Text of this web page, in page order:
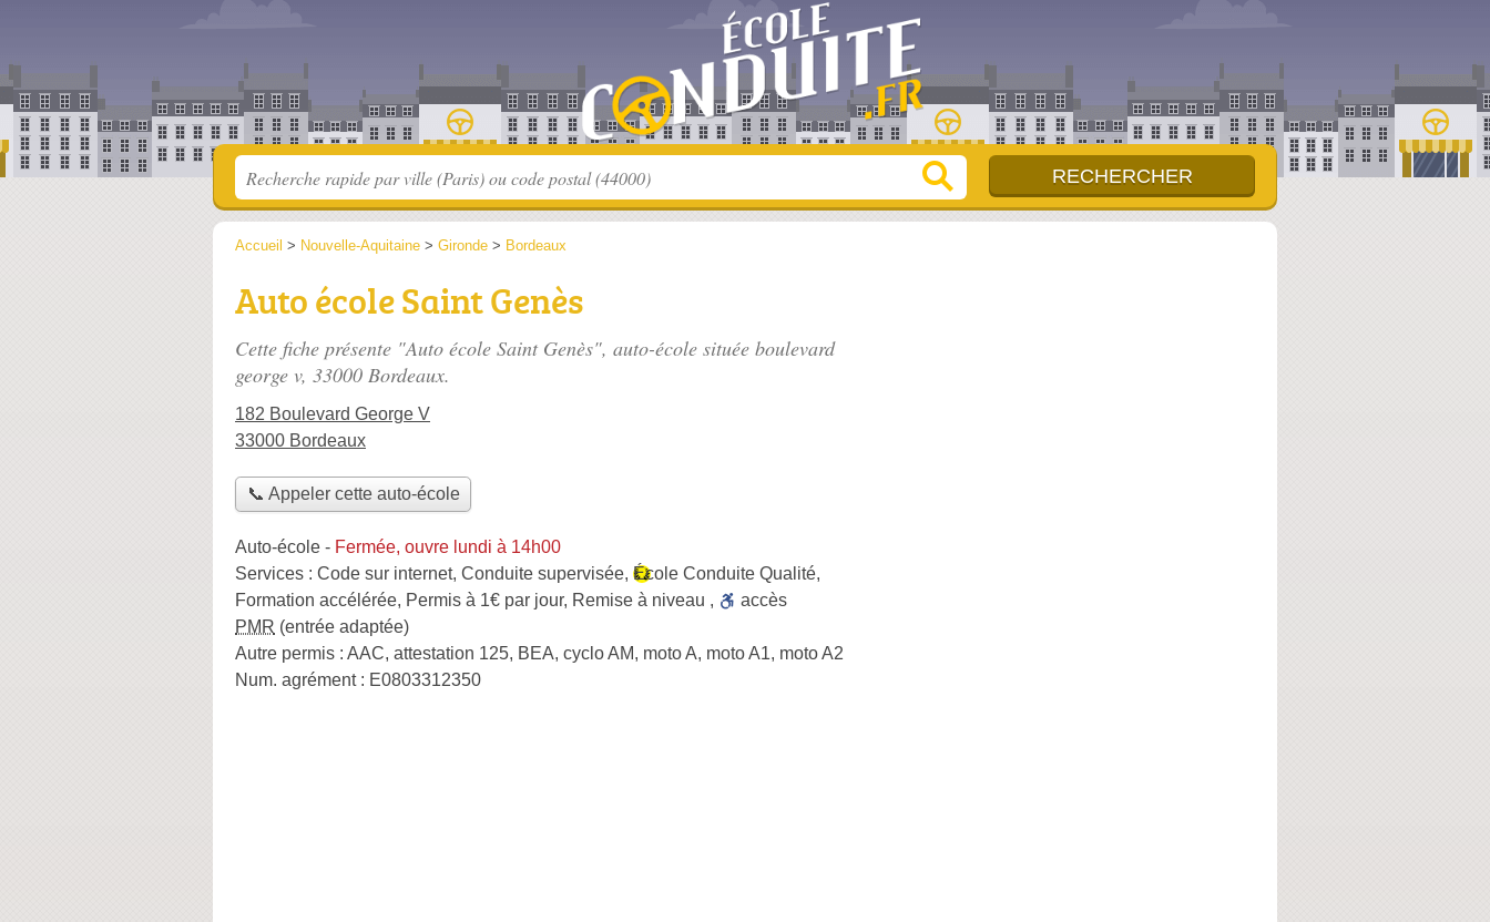
Accueil > Nouvelle-Aquitaine > Gironde > Bordeaux
Auto école Saint Genès
Cette fiche présente "Auto école Saint Genès", auto-école située boulevard
george v, 33000 Bordeaux.
182 Boulevard George V
33000 Bordeaux
📞 Appeler cette auto-école
Auto-école - Fermée, ouvre lundi à 14h00
Services : Code sur internet, Conduite supervisée, École Conduite Qualité,
Formation accélérée, Permis à 1€ par jour, Remise à niveau ,
accès
PMR (entrée adaptée)
Autre permis : AAC, attestation 125, BEA, cyclo AM, moto A, moto A1, moto A2
Num. agrément : E0803312350